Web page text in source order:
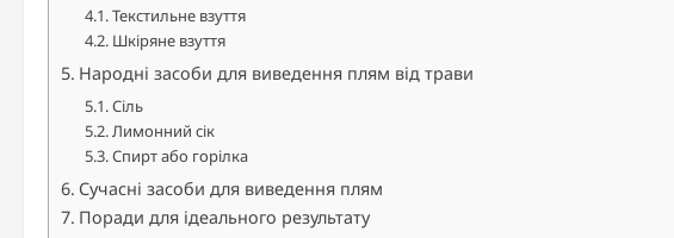
Текстильне взуття
Шкіряне взуття
Народні засоби для виведення плям від трави
Сіль
Лимонний сік
Спирт або горілка
Сучасні засоби для виведення плям
Поради для ідеального результату